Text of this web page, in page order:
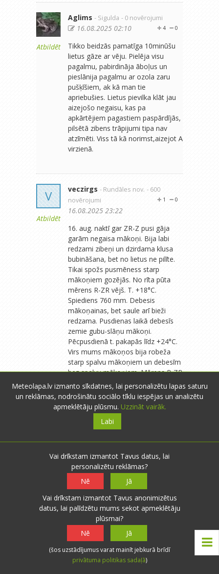
Atbildēt
Aglims - Sigulda - 0 novērojumi
0
4
16.08.2025 02:10
Tikko beidzās pamatīga 10minūšu
lietus gāze ar vēju. Pielēja visu
pagalmu, pabirdināja āboļus un
pieslānija pagalmu ar ozola zaru
pušķīšiem, ak kā man tie
apriebušies. Lietus pievilka klāt jau
aizejošo negaisu, kas pa
apkārtējiem pagastiem paspārdījās,
pilsētā zibens trāpijumi tipa nav
atzīmēti. Viss tā kā norimst,aizejot A
virzienā.
V
Atbildēt
veczirgs - Rundāles nov. - 600
novērojumi
0
1
16.08.2025 23:22
16. aug. naktī gar ZR-Z pusi gāja
garām negaisa mākoņi. Bija labi
redzami zibeņi un dzirdama klusa
bubināšana, bet no lietus ne pilīte.
Tikai spožs pusmēness starp
mākoņiem gozējās. No rīta pūta
mērens R-ZR vējš. T. +18°C.
Spiediens 760 mm. Debesis
mākoņainas, bet saule arī bieži
redzama. Pusdienas laikā debesīs
zemie gubu-slāņu mākoņi.
Pēcpusdienā t. pakapās līdz +24°C.
Virs mums mākoņos bija robeža
starp spalvu mākoņiem un debesīm
bez spalvu mākoņiem. Mērens R-ZR
vējš saglabājās. Pašlaik t. +11°C.
Spiediens 760 mm. Pirms tumsas
iestāšanās debesīs bija maz
mākoņu.
Migla - Siguldas nov. - 8 novērojumi
17.08.2025 10:05
Vakar novācām 2/3 kartupeļu lauka,
raža ļoti niecīga- 1:2 (no viena
iestādīta groza novākti divi),
pārsvarā sēkla un sīkie, jeb kā
Aglims raksta - "cūkuprieks". Man
vismaz ir kam to izbarot - vistas un
pīles ēd gardu muti, apēdīs un vēl
pietrūks. Izdevās vēl pirms lietus arī
lielāko daļu sīpolu novākt , tos,
Meteolapa.lv izmanto sīkdatnes, lai personalizētu lapas saturu
un reklāmas, nodrošinātu sociālo tīklu iespējas un analizētu
apmeklētāju plūsmu. Uzzināt vairāk.
Labi
Vai drīkstam izmantot Tavus datus, lai
personalizētu reklāmas?
Nē
Jā
Vai drīkstam izmantot Tavus anonimizētus
datus, lai palīdzētu mums sekot apmeklētāju
plūsmai?
Nē
Jā
(šos uzstādījumus varat mainīt jebkurā brīdī
privātuma politikas sadaļā)